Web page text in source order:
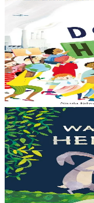
Bannoù-heol
Un douar evit an
Bras-divent eo hor
deus ouzhin hag
den war hor planedenn
Er stok13,00 €
3 bloaz hag ouzhpenn
Bannoù-heol
War an hent-treuz
Piv a oar peseurt
o serriñ ?... N’eus
ket ken sur he